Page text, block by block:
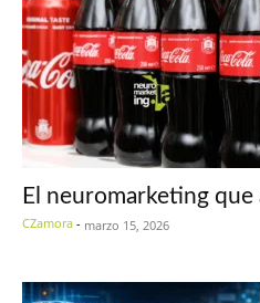
El neuromarketing que
CZamora - marzo 15, 2026